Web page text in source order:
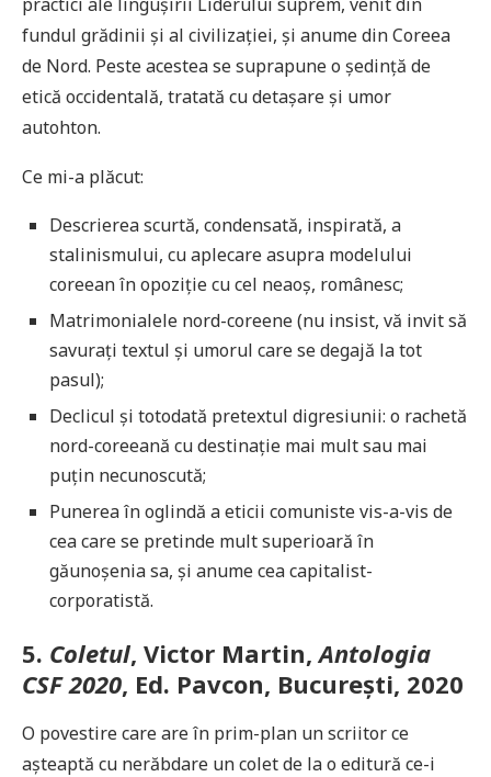
fundul grădinii și al civilizației, și anume din Coreea
de Nord. Peste acestea se suprapune o ședință de
etică occidentală, tratată cu detașare și umor
autohton.
Ce mi-a plăcut:
Descrierea scurtă, condensată, inspirată, a
stalinismului, cu aplecare asupra modelului
coreean în opoziție cu cel neaoș, românesc;
Matrimonialele nord-coreene (nu insist, vă invit să
savurați textul și umorul care se degajă la tot
pasul);
Declicul și totodată pretextul digresiunii: o rachetă
nord-coreeană cu destinație mai mult sau mai
puțin necunoscută;
Punerea în oglindă a eticii comuniste vis-a-vis de
cea care se pretinde mult superioară în
găunoșenia sa, și anume cea capitalist-
corporatistă.
5. Coletul, Victor Martin,Antologia
CSF 2020, Ed. Pavcon, București, 2020
O povestire care are în prim-plan un scriitor ce
așteaptă cu nerăbdare un colet de la o editură ce-i